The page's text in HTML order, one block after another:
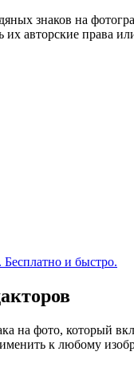
знаков на
авторские права
и быстро.
на фото, который
к любому